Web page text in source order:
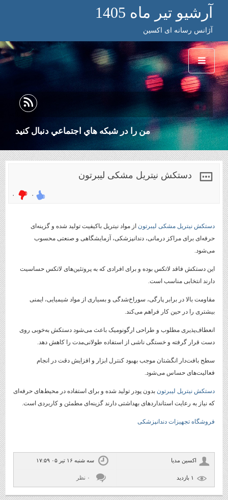
آرشیو تیر ماه 1405
آژانس رسانه ای اکسین
من را در شبكه هاي اجتماعي دنبال كنيد
دستکش نیتریل مشکی لیبرتون
۰ ۰
دستکش نیتریل مشکی لیبرتون از مواد نیتریل باکیفیت تولید شده و گزینه‌ای
حرفه‌ای برای مراکز درمانی، دندانپزشکی، آزمایشگاهی و صنعتی محسوب
می‌شود.
این دستکش فاقد لاتکس بوده و برای افرادی که به پروتئین‌های لاتکس حساسیت
دارند انتخابی مناسب است.
مقاومت بالا در برابر پارگی، سوراخ‌شدگی و بسیاری از مواد شیمیایی، ایمنی
بیشتری را در حین کار فراهم می‌کند.
انعطاف‌پذیری مطلوب و طراحی ارگونومیک باعث می‌شود دستکش به‌خوبی روی
دست قرار گرفته و خستگی ناشی از استفاده طولانی‌مدت را کاهش دهد.
سطح بافت‌دار انگشتان موجب بهبود کنترل ابزار و افزایش دقت در انجام
فعالیت‌های حساس می‌شود.
دستکش نیتریل لیبرتون بدون پودر تولید شده و برای استفاده در محیط‌های حرفه‌ای
که نیاز به رعایت استانداردهای بهداشتی دارند گزینه‌ای مطمئن و کاربردی است.
فروشگاه تجهیزات دندانپزشکی
اکسین مدیا سه شنبه ۱۶ تیر ۰۵ ۱۷:۵۹
۰ نظر